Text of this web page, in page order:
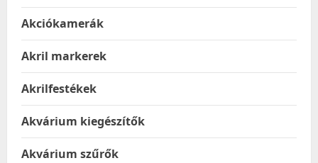
Akciókamerák
Akril markerek
Akrilfestékek
Akvárium kiegészítők
Akvárium szűrők